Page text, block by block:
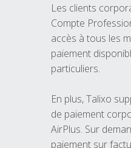
Les clients
Compte
accès à tous les
paiement
particuliers.
En plus, Talixo
de paiement
AirPlus. Sur
paiement sur